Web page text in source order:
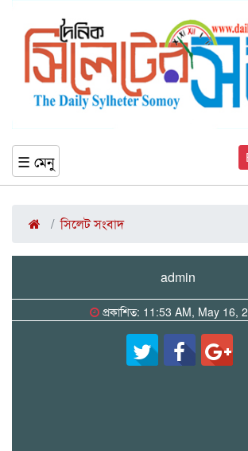
☰ মেনু
সিলেট সংবাদ
admin
প্রকাশিত: 11:53 AM, May 16,